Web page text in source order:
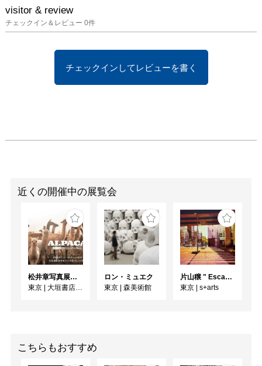
をこの機会に是非ご高覧
ください。
visitor & review
チェックイン＆レビュー 0件
チェックインしてレビューを書く
近くの開催中の展覧会
松井章写真展「アルパカ ～ペルー・アンデスに生きる～」
東京
大垣書店麻布台ヒルズ店 Ehon GALLERY
ロン・ミュエク
東京
森美術館
片山穣 " Escape to unravel "
東京
s+arts
こちらもおすすめ